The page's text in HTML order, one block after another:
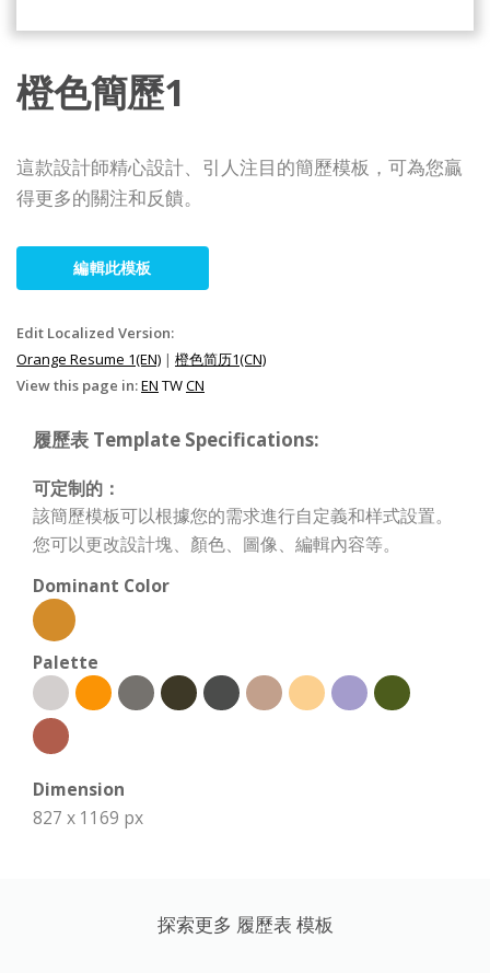
橙色簡歷1
這款設計師精心設計、引人注目的簡歷模板，可為您贏
得更多的關注和反饋。
編輯此模板
Edit Localized Version:
Orange Resume 1(EN) | 橙色简历1(CN)
View this page in:EN TWCN
履歷表 Template Specifications:
可定制的：
該簡歷模板可以根據您的需求進行自定義和样式設置。
您可以更改設計塊、顏色、圖像、編輯內容等。
Dominant Color
Palette
Dimension
827 x 1169 px
探索更多 履歷表 模板